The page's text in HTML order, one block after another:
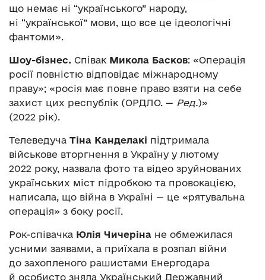
що немає ні “українського” народу,
ні “української” мови, що все це ідеологічні
фантоми».
Шоу-бізнес. Співак Микола Басков: «Операція
росії повністю відповідає міжнародному
праву»; «росія має повне право взяти на себе
захист цих республік (ОРДЛО. — Ред.)»
(2022 рік).
Телеведуча Тіна Канделакі підтримала
військове вторгнення в Україну у лютому
2022 року, назвала фото та відео зруйнованих
українських міст підробкою та провокацією,
написала, що війна в Україні — це «рятувальна
операція» з боку росії.
Рок-співачка Юлія Чичеріна не обмежилася
усними заявами, а приїхала в розпал війни
до захопленого рашистами Енергодара
й особисто зняла Український Державний